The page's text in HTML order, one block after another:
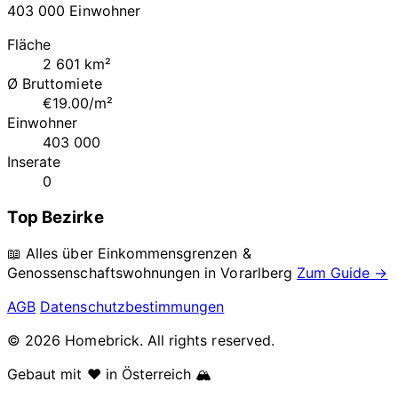
403 000 Einwohner
Fläche
2 601 km²
Ø Bruttomiete
€19.00/m²
Einwohner
403 000
Inserate
0
Top Bezirke
📖 Alles über Einkommensgrenzen &
Genossenschaftswohnungen inVorarlberg Zum Guide →
AGB Datenschutzbestimmungen
© 2026 Homebrick. All rights reserved.
Gebaut mit ❤️ in Österreich 🏔️